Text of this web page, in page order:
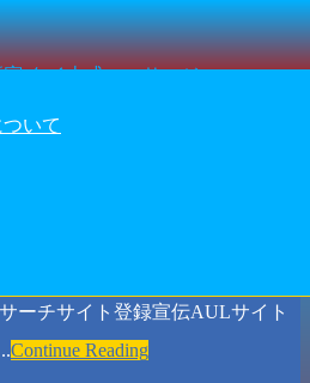
いて
月 2018
ーチサイト登録宣伝AULサイト
Continue Reading